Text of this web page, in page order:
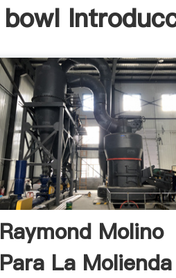
bowl
Raymond Molino
Para La Molienda